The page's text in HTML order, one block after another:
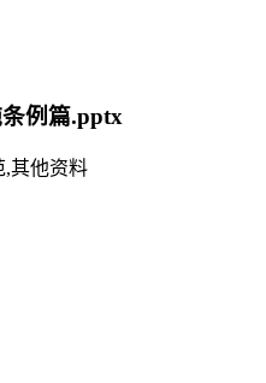
例篇.pptx